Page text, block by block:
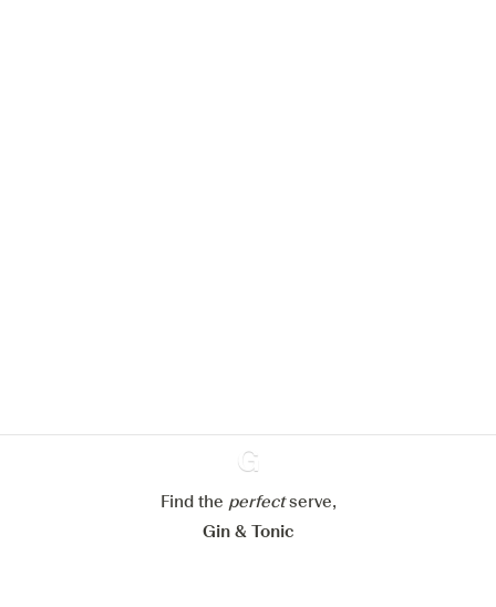
Ginventory
Find the perfectserve,
Gin & Tonic